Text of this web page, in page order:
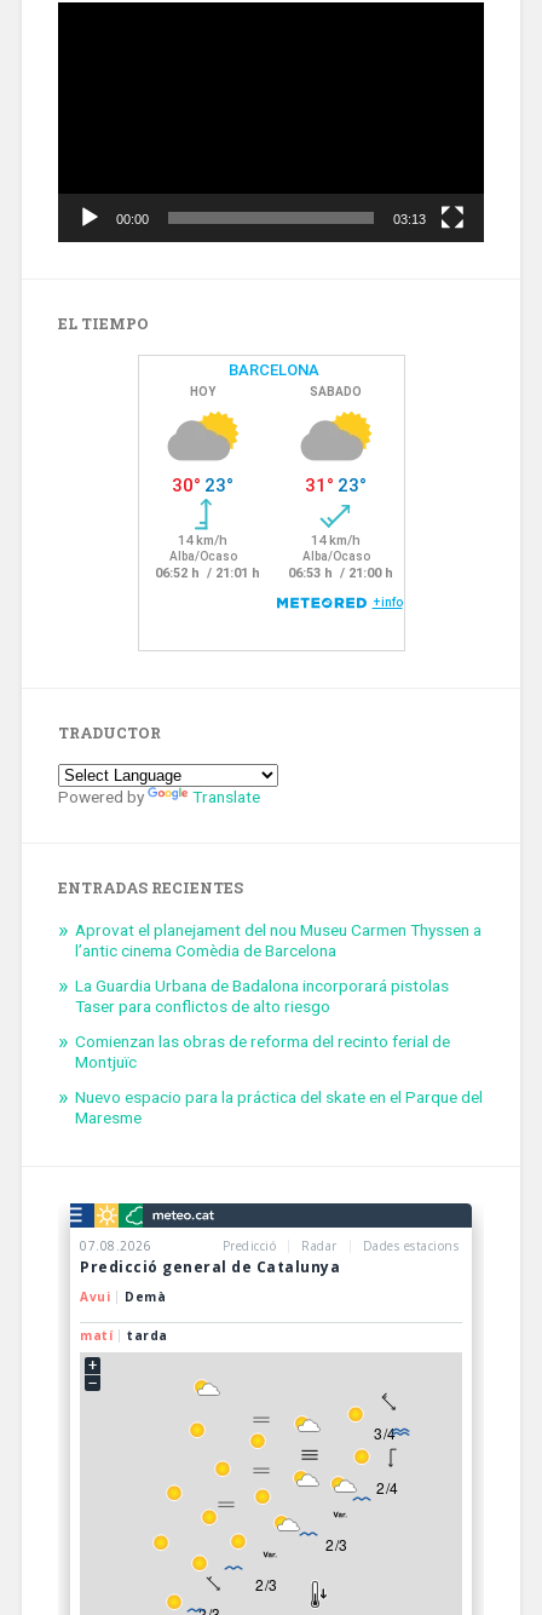
00:00 03:13
EL TIEMPO
TRADUCTOR
Powered by Translate
ENTRADAS RECIENTES
Aprovat el planejament del nou Museu Carmen Thyssen a
l’antic cinema Comèdia de Barcelona
La Guardia Urbana de Badalona incorporará pistolas
Taser para conflictos de alto riesgo
Comienzan las obras de reforma del recinto ferial de
Montjuïc
Nuevo espacio para la práctica del skate en el Parque del
Maresme